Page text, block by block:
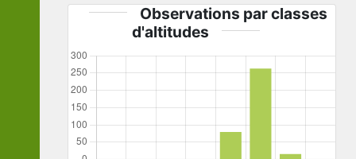
Observations par classes
d'altitudes